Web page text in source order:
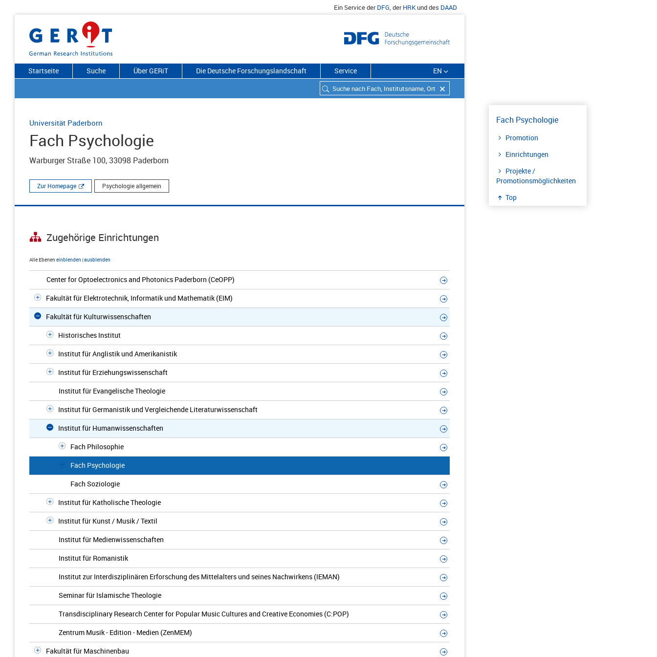
Ein Service derDFG, derHRKund des DAAD
Startseite Suche Über GERiT Die Deutsche Forschungslandschaft Service EN
Fach Psychologie
Promotion
Einrichtungen
Projekte /
Promotionsmöglichkeiten
Top
Universität Paderborn
Fach Psychologie
Warburger Straße 100, 33098 Paderborn
Zur Homepage Psychologie allgemein
Zugehörige Einrichtungen
Alle Ebenen einblenden |ausblenden
Center for Optoelectronics and Photonics Paderborn (CeOPP)
Fakultät für Elektrotechnik, Informatik und Mathematik (EIM)
Fakultät für Kulturwissenschaften
Historisches Institut
Institut für Anglistik und Amerikanistik
Institut für Erziehungswissenschaft
Institut für Evangelische Theologie
Institut für Germanistik und Vergleichende Literaturwissenschaft
Institut für Humanwissenschaften
Fach Philosophie
Fach Psychologie
Fach Soziologie
Institut für Katholische Theologie
Institut für Kunst / Musik / Textil
Institut für Medienwissenschaften
Institut für Romanistik
Institut zur Interdisziplinären Erforschung des Mittelalters und seines Nachwirkens (IEMAN)
Seminar für Islamische Theologie
Transdisciplinary Research Center for Popular Music Cultures and Creative Economies (C:POP)
Zentrum Musik - Edition - Medien (ZenMEM)
Fakultät für Maschinenbau